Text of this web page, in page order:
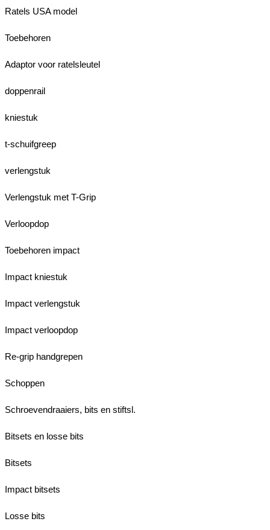
Ratels USA model
Toebehoren
Adaptor voor ratelsleutel
doppenrail
kniestuk
t-schuifgreep
verlengstuk
Verlengstuk met T-Grip
Verloopdop
Toebehoren impact
Impact kniestuk
Impact verlengstuk
Impact verloopdop
Re-grip handgrepen
Schoppen
Schroevendraaiers, bits en stiftsl.
Bitsets en losse bits
Bitsets
Impact bitsets
Losse bits